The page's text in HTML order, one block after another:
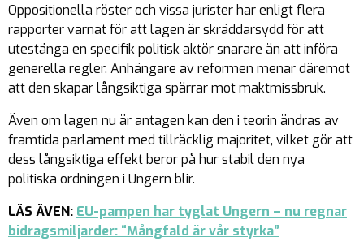
Oppositionella röster och vissa jurister har enligt flera
rapporter varnat för att lagen är skräddarsydd för att
utestänga en specifik politisk aktör snarare än att införa
generella regler. Anhängare av reformen menar däremot
att den skapar långsiktiga spärrar mot maktmissbruk.
Även om lagen nu är antagen kan den i teorin ändras av
framtida parlament med tillräcklig majoritet, vilket gör att
dess långsiktiga effekt beror på hur stabil den nya
politiska ordningen i Ungern blir.
LÄS ÄVEN: EU-pampen har tyglat Ungern – nu regnar
bidragsmiljarder: “Mångfald är vår styrka”